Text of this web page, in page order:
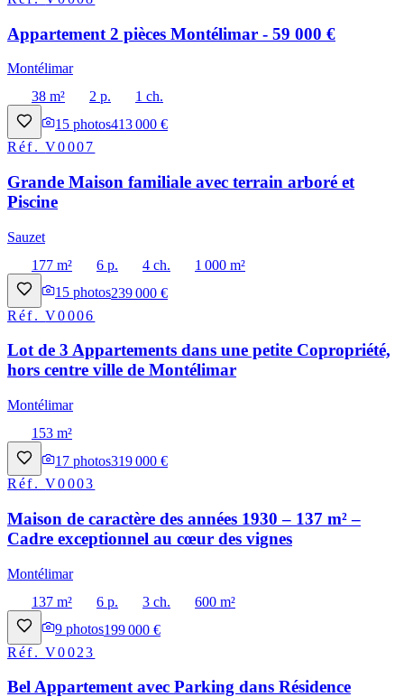
Appartement 2 pièces Montélimar - 59 000 €
Montélimar
38 m²
2 p.
1 ch.
15 photos413 000 €
Réf.V0007
Grande Maison familiale avec terrain arboré et
Piscine
Sauzet
177 m²
6 p. 4 ch.
1 000 m²
15 photos239 000 €
Réf.V0006
Lot de 3 Appartements dans une petite Copropriété,
hors centre ville de Montélimar
Montélimar
153 m²
17 photos319 000 €
Réf.V0003
Maison de caractère des années 1930 – 137 m² –
Cadre exceptionnel au cœur des vignes
Montélimar
137 m²
6 p. 3 ch.
600 m²
9 photos199 000 €
Réf.V0023
Bel Appartement avec Parking dans Résidence